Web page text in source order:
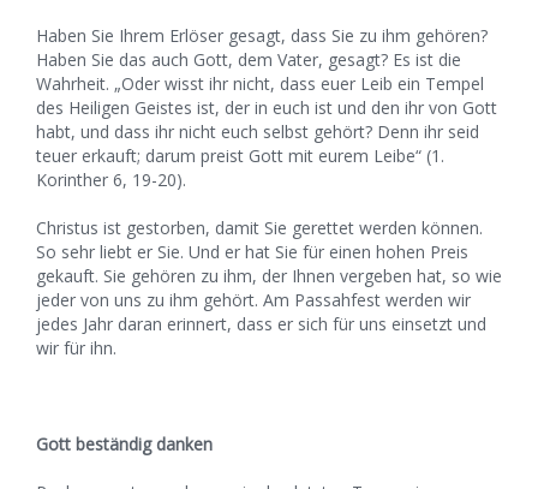
Haben Sie Ihrem Erlöser gesagt, dass Sie zu ihm gehören?
Haben Sie das auch Gott, dem Vater, gesagt? Es ist die
Wahrheit. „Oder wisst ihr nicht, dass euer Leib ein Tempel
des Heiligen Geistes ist, der in euch ist und den ihr von Gott
habt, und dass ihr nicht euch selbst gehört? Denn ihr seid
teuer erkauft; darum preist Gott mit eurem Leibe“ (1.
Korinther 6, 19-20).
Christus ist gestorben, damit Sie gerettet werden können.
So sehr liebt er Sie. Und er hat Sie für einen hohen Preis
gekauft. Sie gehören zu ihm, der Ihnen vergeben hat, so wie
jeder von uns zu ihm gehört. Am Passahfest werden wir
jedes Jahr daran erinnert, dass er sich für uns einsetzt und
wir für ihn.
Gott beständig danken